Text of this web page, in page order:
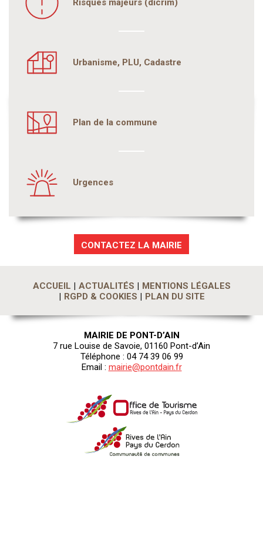
Risques majeurs (dicrim)
Urbanisme, PLU, Cadastre
Plan de la commune
Urgences
CONTACTEZ LA MAIRIE
ACCUEIL ACTUALITÉS
MENTIONS LÉGALES
RGPD & COOKIES
PLAN DU SITE
MAIRIE DE PONT-D’AIN
7 rue Louise de Savoie, 01160 Pont-d’Ain
Téléphone : 04 74 39 06 99
Email : mairie@pontdain.fr